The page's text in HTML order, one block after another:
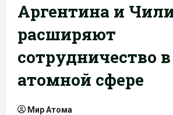
Аргентина и
расширяют
сотрудничество в
атомной сфере
Мир Атома